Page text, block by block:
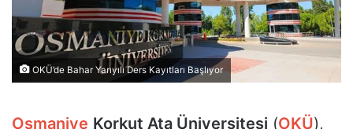
OKÜ’de Bahar Yarıyılı Ders Kayıtları Başlıyor
Osmaniye Korkut Ata Üniversitesi (OKÜ),